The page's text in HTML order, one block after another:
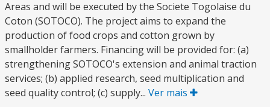
Areas and will be executed by the Societe Togolaise du
Coton (SOTOCO). The project aims to expand the
production of food crops and cotton grown by
smallholder farmers. Financing will be provided for: (a)
strengthening SOTOCO's extension and animal traction
services; (b) applied research, seed multiplication and
seed quality control; (c) supply... Ver mais